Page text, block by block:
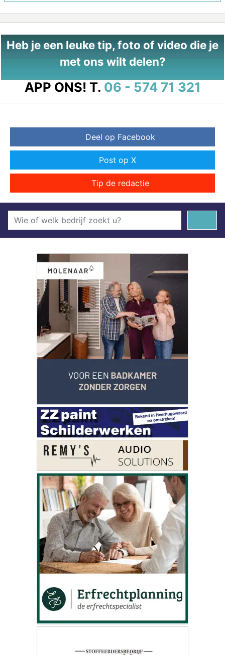
Heb je een leuke tip, foto of video die je
met ons wilt delen?
APP ONS! T. 06 - 574 71 321
Deel op Facebook
Post op X
Tip de redactie